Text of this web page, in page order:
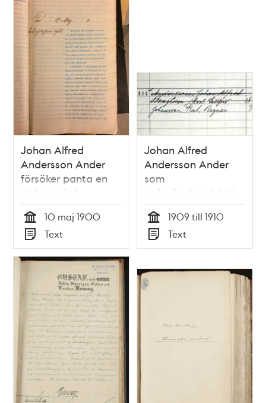
Johan Alfred
Andersson Ander
försöker panta en
stulen cykel
Tid
10 maj 1900
Typ
Text
Johan Alfred
Andersson Ander
som
spårvägskonduktör
Tid
1909 till 1910
Typ
Text